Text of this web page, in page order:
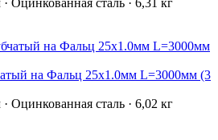
на Фальц 25х1.0мм L=3000мм (3
Оцинкованная сталь · 6,02 кг